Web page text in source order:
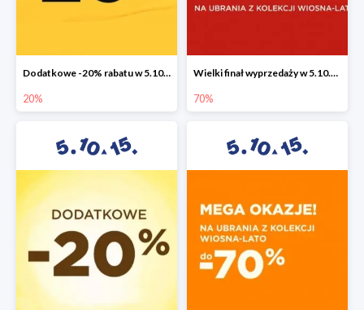
Dodatkowe -20% rabatu w 5.10.15
20%
Wielki finał wyprzedaży w 5.10.15 do -70%
70%